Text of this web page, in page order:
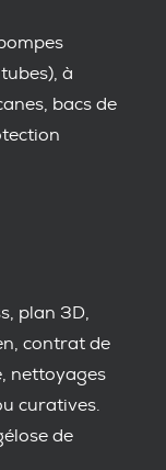
à
bacs de
plan 3D,
contrat de
nettoyages
curatives.
de